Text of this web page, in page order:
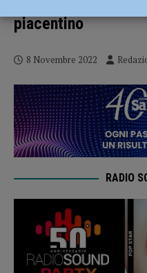
piacentino
8 Novembre 2022
RADIO